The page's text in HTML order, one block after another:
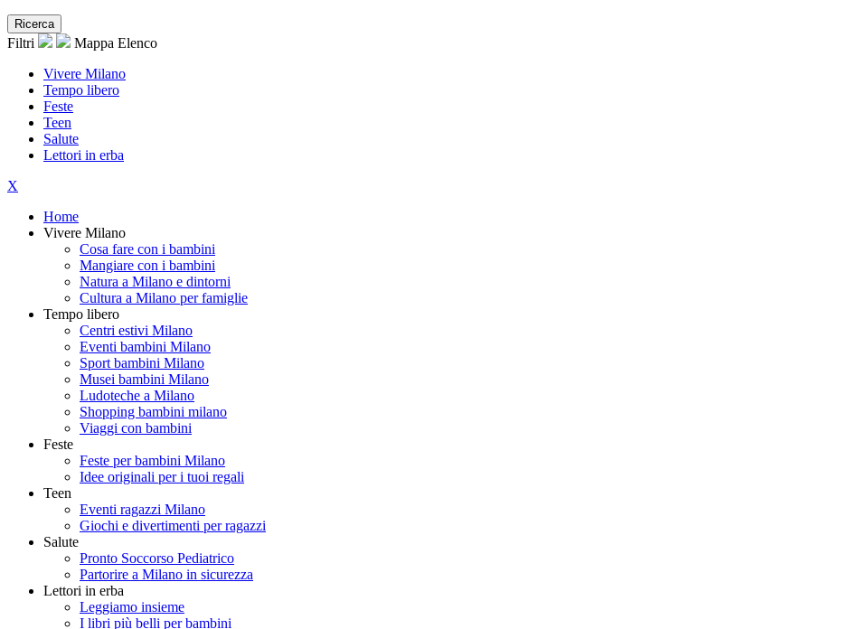
Ricerca
Filtri Mappa Elenco
Vivere Milano
Tempo libero
Feste
Teen
Salute
Lettori in erba
X
Home
Vivere Milano
Cosa fare con i bambini
Mangiare con i bambini
Natura a Milano e dintorni
Cultura a Milano per famiglie
Tempo libero
Centri estivi Milano
Eventi bambini Milano
Sport bambini Milano
Musei bambini Milano
Ludoteche a Milano
Shopping bambini milano
Viaggi con bambini
Feste
Feste per bambini Milano
Idee originali per i tuoi regali
Teen
Eventi ragazzi Milano
Giochi e divertimenti per ragazzi
Salute
Pronto Soccorso Pediatrico
Partorire a Milano in sicurezza
Lettori in erba
Leggiamo insieme
I libri più belli per bambini